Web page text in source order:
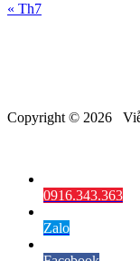
« Th7
Copyright © 2026
0916.343.363
Zalo